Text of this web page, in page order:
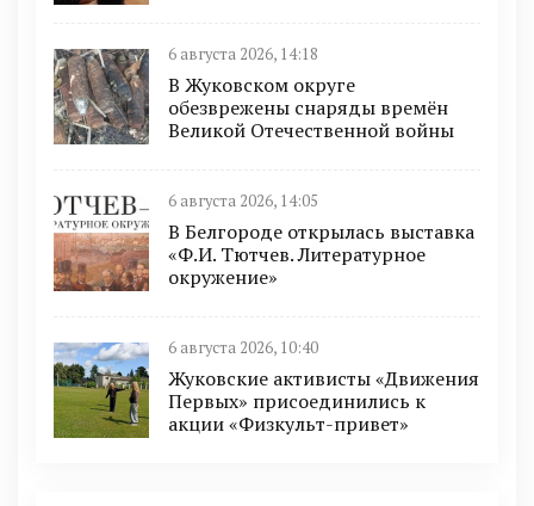
6 августа 2026, 14:18
В Жуковском округе
обезврежены снаряды времён
Великой Отечественной войны
6 августа 2026, 14:05
В Белгороде открылась выставка
«Ф.И. Тютчев. Литературное
окружение»
6 августа 2026, 10:40
Жуковские активисты «Движения
Первых» присоединились к
акции «Физкульт-привет»